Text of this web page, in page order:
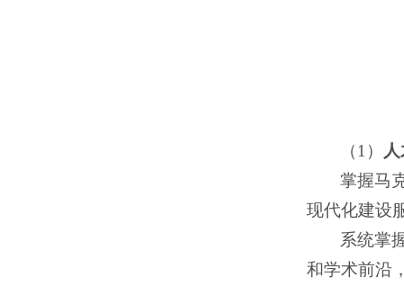
（1）
掌握马
现代化建设
系统掌
和学术前沿